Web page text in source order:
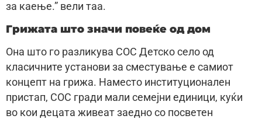
за каење.” вели таа.
Грижата што значи повеќе од дом
Она што го разликува СОС Детско село од
класичните установи за сместување е самиот
концепт на грижа. Наместо институционален
пристап, СОС гради мали семејни единици, куќи
во кои децата живеат заедно со посветен